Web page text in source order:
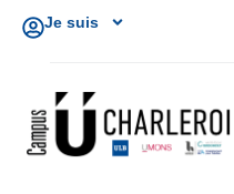
Je suis